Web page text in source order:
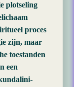
plotseling
proces
zijn, maar
toestanden
een